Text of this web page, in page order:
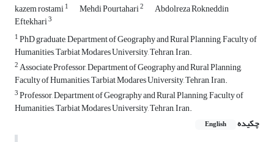
kazem rostami1 Mehdi Pourtahari2 Abdolreza Rokneddin
Eftekhari3
1PhD graduate, Department of Geography and Rural Planning, Faculty of
Humanities, Tarbiat Modares University, Tehran, Iran.
2Associate Professor, Department of Geography and Rural Planning,
Faculty of Humanities, Tarbiat Modares University, Tehran, Iran.
3Professor, Department of Geography and Rural Planning, Faculty of
Humanities, Tarbiat Modares University, Tehran, Iran.
چکیده
English